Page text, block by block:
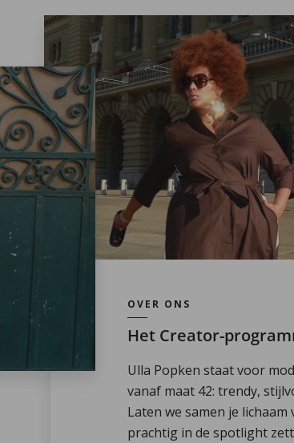
OVER ONS
Het Creator-
Ulla Popken staat voor
vanaf maat 42: trendy,
Laten we samen je
prachtig in de spotlight